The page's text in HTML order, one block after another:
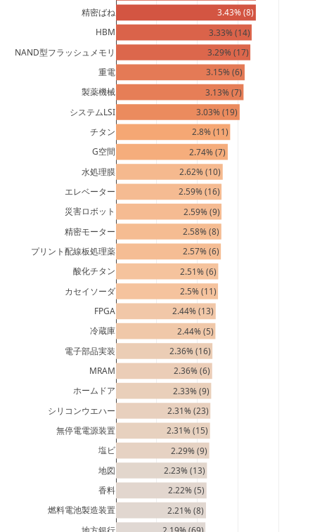
2.21% (8)
2.22% (5)
2.23% (13)
2.29% (9)
2.31% (15)
2.31% (23)
2.33% (9)
2.36% (6)
2.36% (16)
2.44% (5)
2.44% (13)
2.5% (11)
2.51% (6)
2.57% (6)
2.58% (8)
2.59% (9)
2.59% (16)
2.62% (10)
2.74% (7)
2.8% (11)
3.03% (19)
3.13% (7)
3.15% (6)
3.29% (17)
3.33% (14)
3.43% (8)
燃料電池製造装置
香料
地図
塩ビ
無停電電源装置
シリコンウエハー
ホームドア
MRAM
電子部品実装
冷蔵庫
FPGA
カセイソーダ
酸化チタン
プリント配線板処理薬
精密モーター
災害ロボット
エレベーター
水処理膜
G空間
チタン
システムLSI
製薬機械
重電
NAND型フラッシュメモリ
HBM
精密ばね